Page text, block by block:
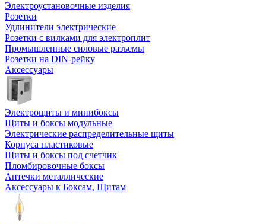
Электроустановочные изделия
Розетки
Удлинители электрические
Розетки с вилками для электроплит
Промышленные силовые разъемы
Розетки на DIN-рейку
Аксессуары
Электрощиты и минибоксы
Щиты и боксы модульные
Электрические распределительные щиты
Корпуса пластиковые
Щиты и боксы под счетчик
Пломбировочные боксы
Аптечки металлические
Аксессуары к Боксам, Щитам